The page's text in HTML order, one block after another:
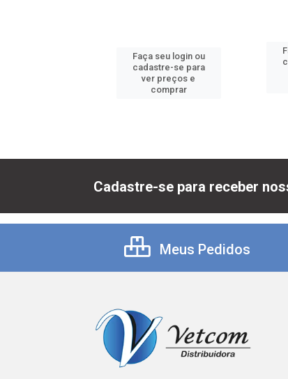
Faça seu login ou
cadastre-se para
ver preços e
comprar
Cadastre-se para receber
Meus Pedidos